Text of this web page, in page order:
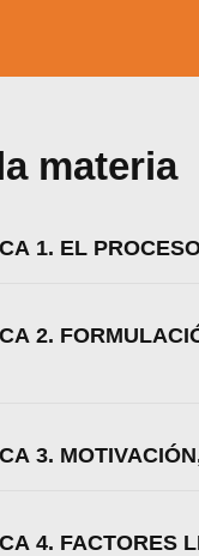
materia
1. EL
2.
3.
4. FACTORES